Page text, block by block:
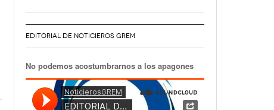
EDITORIAL DE NOTICIEROS GREM
No podemos acostumbrarnos a los apagones